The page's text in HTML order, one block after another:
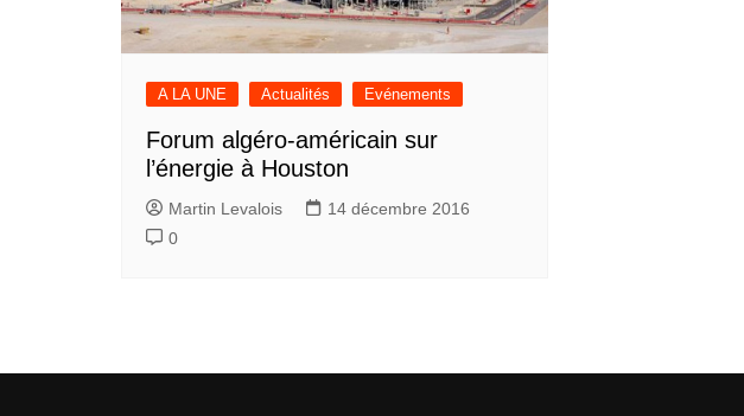
A LA UNE Actualités Evénements
Forum algéro-américain sur
l’énergie à Houston
Martin Levalois
14 décembre 2016
0